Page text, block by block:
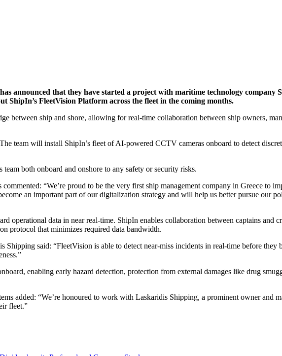
announced that they have started a project with maritime technology company
FleetVision Platform across the fleet in the coming months.
between ship and shore, allowing for real-time collaboration between ship owners,
team will install ShipIn’s fleet of AI-powered CCTV cameras onboard to detect
both onboard and onshore to any safety or security risks.
“We’re proud to be the very first ship management company in Greece to
an important part of our digitalization strategy and will help us better pursue our
operational data in near real-time. ShipIn enables collaboration between captains and
protocol that minimizes required data bandwidth.
said: “FleetVision is able to detect near-miss incidents in real-time before they
enabling early hazard detection, protection from external damages like drug
added: “We’re honoured to work with Laskaridis Shipping, a prominent owner and
fleet.”